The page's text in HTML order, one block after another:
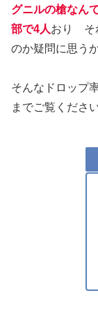
グニルの槍なん
部で4人おり そ
のか疑問に思う
そんなドロップ
までご覧ください